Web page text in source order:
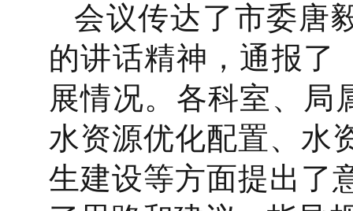
会议传达了市委唐
的讲话精神，通报了
展情况。各科室、局
水资源优化配置、水
生建设等方面提出了